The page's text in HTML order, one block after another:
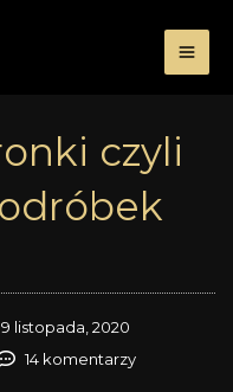
czyli
9 listopada, 2020
14 komentarzy